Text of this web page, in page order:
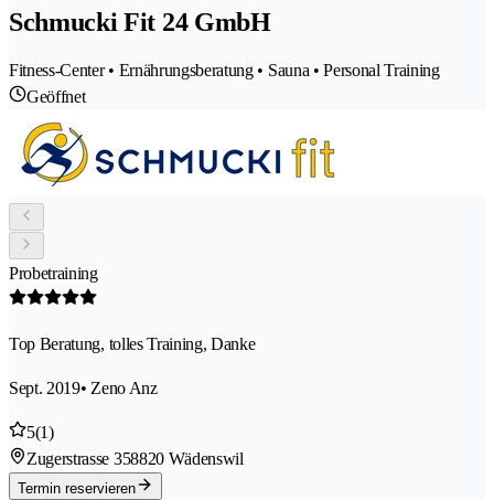
Schmucki Fit 24 GmbH
Fitness-Center • Ernährungsberatung • Sauna • Personal Training
Geöffnet
Probetraining
Top Beratung, tolles Training, Danke
Sept. 2019• Zeno Anz
5(1)
Zugerstrasse 358820 Wädenswil
Termin reservieren